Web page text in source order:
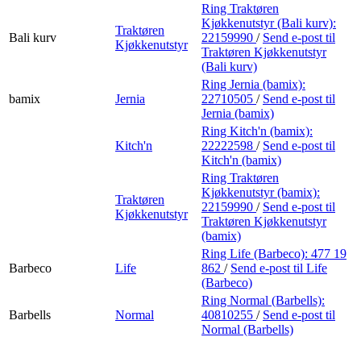
Bali kurv
Traktøren
Kjøkkenutstyr
Ring Traktøren
Kjøkkenutstyr (Bali kurv):
22159990 / Send e-post til
Traktøren Kjøkkenutstyr
(Bali kurv)
bamix Jernia
Ring Jernia (bamix):
22710505 / Send e-post til
Jernia (bamix)
Kitch'n
Ring Kitch'n (bamix):
22222598 / Send e-post til
Kitch'n (bamix)
Traktøren
Kjøkkenutstyr
Ring Traktøren
Kjøkkenutstyr (bamix):
22159990 / Send e-post til
Traktøren Kjøkkenutstyr
(bamix)
Barbeco Life
Ring Life (Barbeco): 477 19
862 / Send e-post til Life
(Barbeco)
Barbells Normal
Ring Normal (Barbells):
40810255 / Send e-post til
Normal (Barbells)